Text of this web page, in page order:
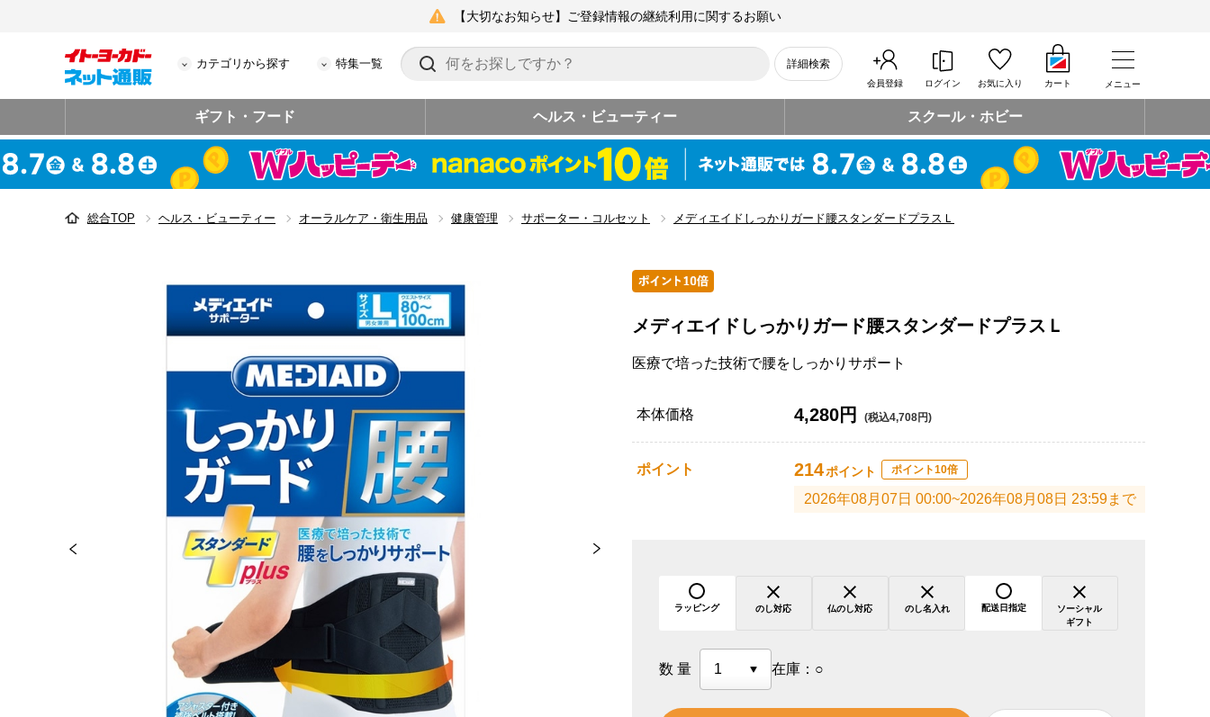
【大切なお知らせ】ご登録情報の継続利用に関するお願い
カテゴリから探す 特集一覧 詳細検索
会員登録 ログイン お気に入り カート メニュー
ギフト・フード ヘルス・ビューティー スクール・ホビー
総合TOP ヘルス・ビューティー オーラルケア・衛生用品 健康管理 サポーター・コルセット メディエイドしっかりガード腰スタンダードプラスＬ
メディエイドしっかりガード腰スタンダードプラスＬ
医療で培った技術で腰をしっかりサポート
本体価格 4,280円 (税込4,708円)
ポイント 214ポイント ポイント10倍
2026年08月07日 00:00~2026年08月08日 23:59まで
ラッピング のし対応 仏のし対応 のし名入れ 配送日指定
ソーシャル
ギフト
数量 在庫： ○